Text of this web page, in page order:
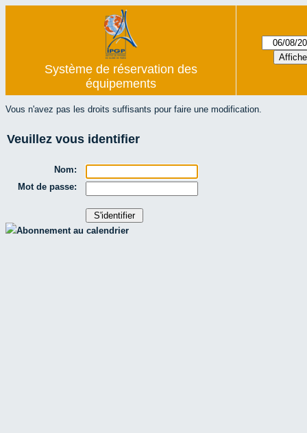
Système de réservation des
équipements
Vous n'avez pas les droits suffisants pour faire une modification.
Veuillez vous identifier
Nom:
Mot de passe:
Abonnement au calendrier